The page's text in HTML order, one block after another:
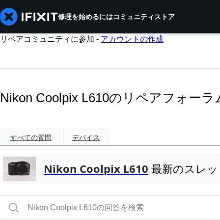
修理を始めるにはコミュニティストア
リペアコミュニティに参加 - アカウントの作成
Nikon Coolpix L610のリペアフォーラ
すべての質問 デバイス
Nikon Coolpix L610 最新のスレ